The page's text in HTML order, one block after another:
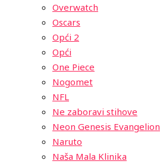
Overwatch
Oscars
Opći 2
Opći
One Piece
Nogomet
NFL
Ne zaboravi stihove
Neon Genesis Evangelion
Naruto
Naša Mala Klinika